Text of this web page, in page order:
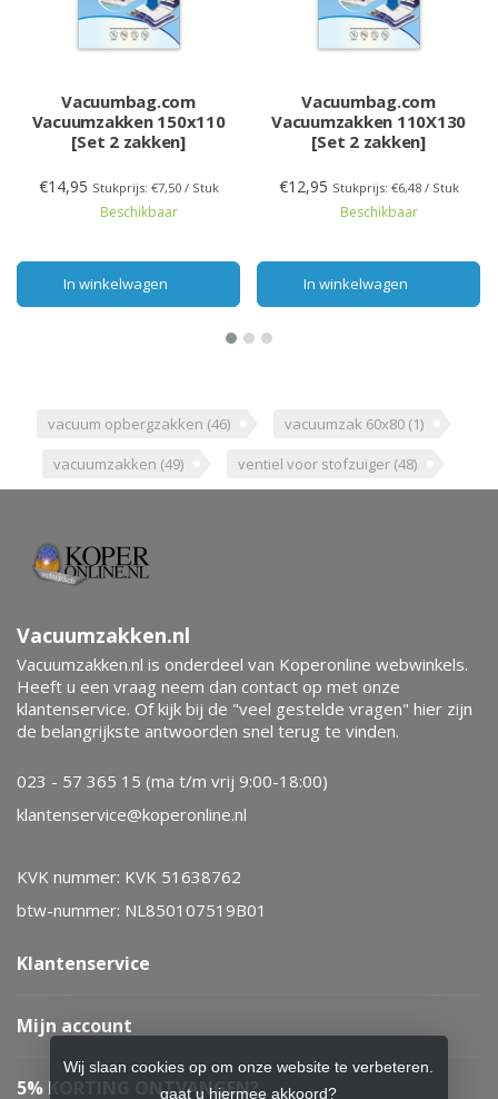
Vacuumbag.com
Vacuumzakken 150x110
[Set 2 zakken]
€14,95 Stukprijs: €7,50 / Stuk
Beschikbaar
In winkelwagen
Vacuumbag.com
Vacuumzakken 110X130
[Set 2 zakken]
€12,95 Stukprijs: €6,48 / Stuk
Beschikbaar
In winkelwagen
vacuum opbergzakken (46) vacuumzak 60x80 (1)
vacuumzakken (49) ventiel voor stofzuiger (48)
Vacuumzakken.nl
Vacuumzakken.nl is onderdeel van Koperonline webwinkels.
Heeft u een vraag neem dan contact op met onze
klantenservice. Of kijk bij de "veel gestelde vragen" hier zijn
de belangrijkste antwoorden snel terug te vinden.
023 - 57 365 15 (ma t/m vrij 9:00-18:00)
klantenservice@koperonline.nl
KVK nummer: KVK 51638762
btw-nummer: NL850107519B01
Klantenservice
Mijn account
5% KORTING ONTVANGEN?
Wij slaan cookies op om onze website te verbeteren.
gaat u hiermee akkoord?